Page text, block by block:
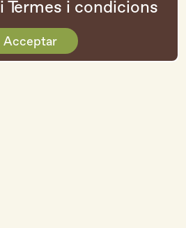
i Termes i condicions
Acceptar